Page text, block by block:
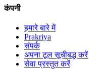
कंपनी
हमारे बारे में
Prakriya
संपर्क
अपना टूल सूचीबद्ध करें
सेवा प्रस्तुत करें